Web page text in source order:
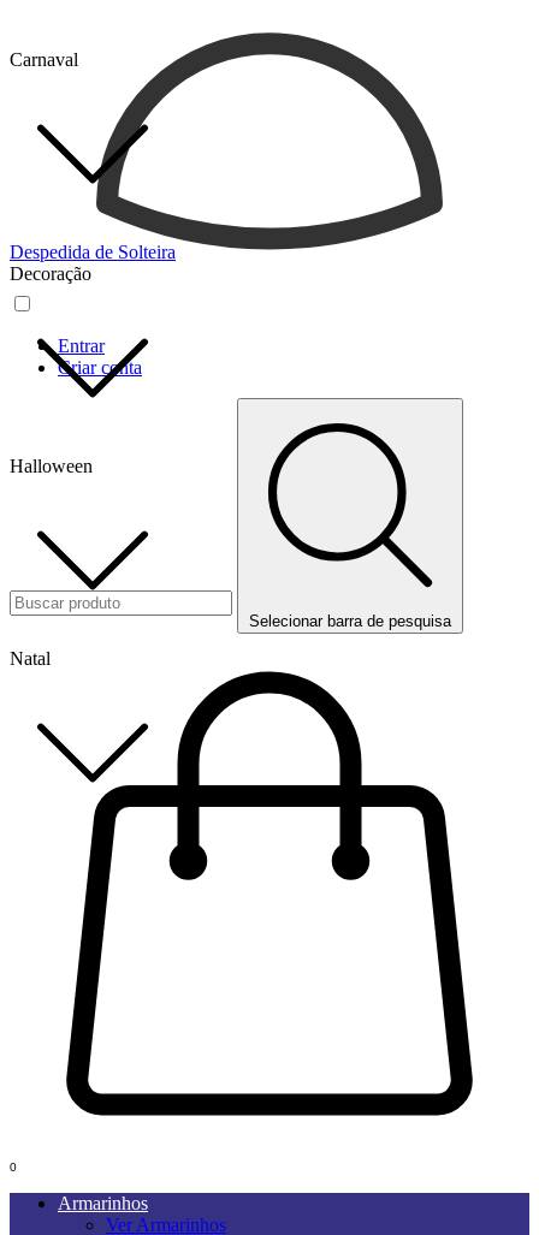
Carnaval
Despedida de Solteira
Decoração
Halloween
Natal
Entrar
Criar conta
Selecionar barra de pesquisa
0
Armarinhos
Ver Armarinhos